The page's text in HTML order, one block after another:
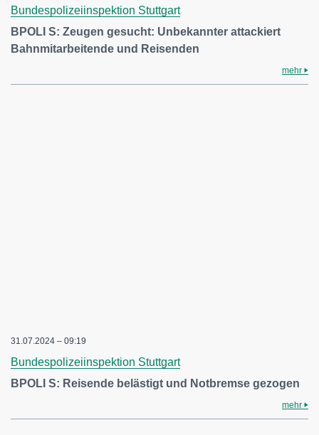
Bundespolizeiinspektion Stuttgart
BPOLI S: Zeugen gesucht: Unbekannter attackiert
Bahnmitarbeitende und Reisenden
mehr
31.07.2024 – 09:19
Bundespolizeiinspektion Stuttgart
BPOLI S: Reisende belästigt und Notbremse gezogen
mehr